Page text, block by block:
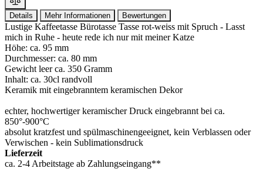
Details Mehr Informationen Bewertungen
Lustige Kaffeetasse Bürotasse Tasse rot-weiss mit Spruch - Lasst
mich in Ruhe - heute rede ich nur mit meiner Katze
Höhe: ca. 95 mm
Durchmesser: ca. 80 mm
Gewicht leer ca. 350 Gramm
Inhalt: ca. 30cl randvoll
Keramik mit eingebranntem keramischen Dekor
echter, hochwertiger keramischer Druck eingebrannt bei ca.
850°-900°C
absolut kratzfest und spülmaschinengeeignet, kein Verblassen oder
Verwischen - kein Sublimationsdruck
Lieferzeit
ca. 2-4 Arbeitstage ab Zahlungseingang**